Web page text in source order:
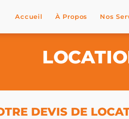
Accueil À Propos Nos
DEVIS DE